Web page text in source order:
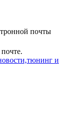
почты
и